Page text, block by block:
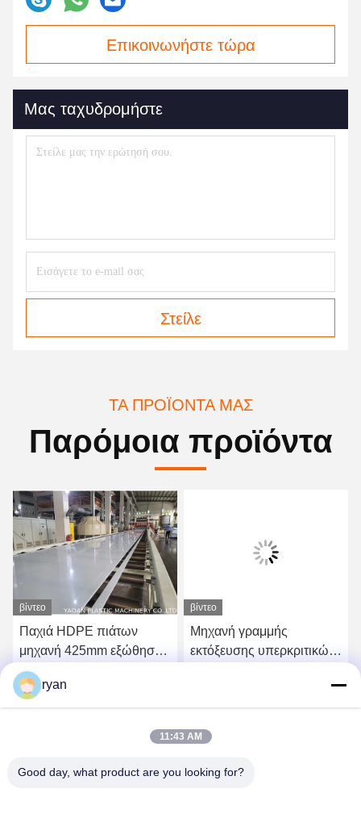
Επικοινωνήστε τώρα
Μας ταχυδρομήστε
Στείλε
ΤΑ ΠΡΟΪΌΝΤΑ ΜΑΣ
Παρόμοια προϊόντα
βίντεο
Παχιά HDPE πιάτων
μηχανή 425mm εξώθησης
υλικό σβόλων PE PP
Βρείτε την καλύτερη τιμή
βίντεο
Μηχανή γραμμής
εκτόξευσης υπερκριτικών
ryan
11:43 AM
Good day, what product are you looking for?